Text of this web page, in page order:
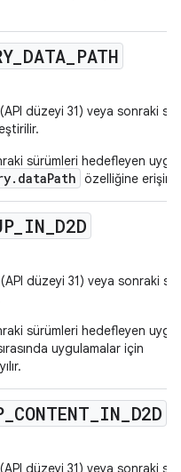
_ DATA PATH
düzeyi 31) veya sonraki
sürümleri hedefleyen
özelliğine erişimi
_ IN D2D
düzeyi 31) veya sonraki
sürümleri hedefleyen
uygulamalar için
_ CONTENT IN D2D
düzeyi 31) veya sonraki